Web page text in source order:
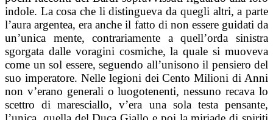
indole. La cosa che li distingueva da quegli altri, a parte
l’aura argentea, era anche il fatto di non essere guidati da
un’unica mente, contrariamente a quell’orda sinistra
sgorgata dalle voragini cosmiche, la quale si muoveva
come un sol essere, seguendo all’unisono il pensiero del
suo imperatore. Nelle legioni dei Cento Milioni di Anni
non v’erano generali o luogotenenti, nessuno recava lo
scettro di maresciallo, v’era una sola testa pensante,